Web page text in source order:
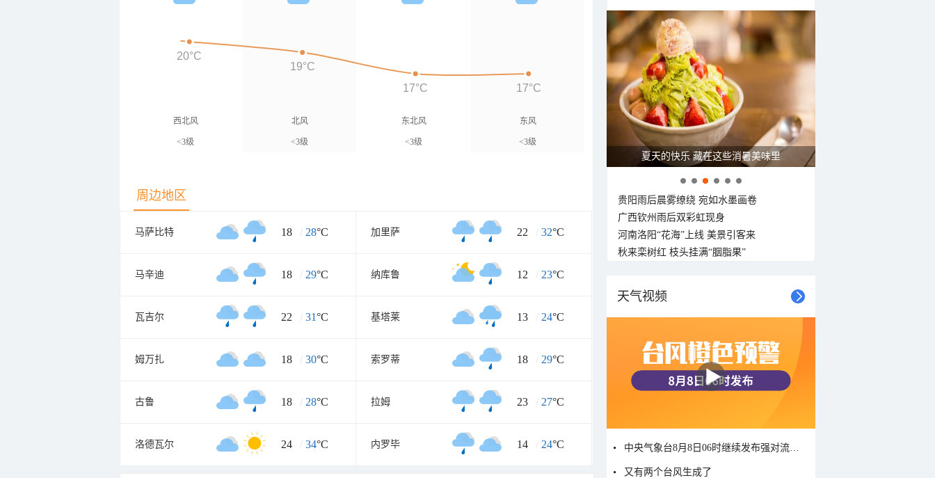
西北风
<3级
北风
<3级
东北风
<3级
东风
<3级
20°C
19°C
17°C 17°C
周边地区
马萨比特 18 / 28°C 加里萨 22 / 32°C
马辛迪 18 / 29°C 纳库鲁 12 / 23°C
瓦吉尔 22 / 31°C 基塔莱 13 / 24°C
姆万扎 18 / 30°C 索罗蒂 18 / 29°C
古鲁 18 / 28°C 拉姆 23 / 27°C
洛德瓦尔 24 / 34°C 内罗毕 14 / 24°C
夏天的快乐 藏在这些消暑美味里
贵阳雨后晨雾缭绕 宛如水墨画卷
广西钦州雨后双彩虹现身
河南洛阳“花海”上线 美景引客来
秋来栾树红 枝头挂满“胭脂果”
天气视频
中央气象台8月8日06时继续发布强对流天气蓝色预警
又有两个台风生成了